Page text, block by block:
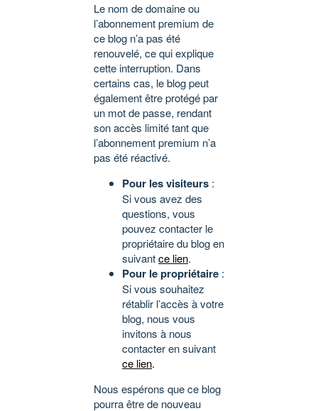
Le nom de domaine ou
l’abonnement premium de
ce blog n’a pas été
renouvelé, ce qui explique
cette interruption. Dans
certains cas, le blog peut
également être protégé par
un mot de passe, rendant
son accès limité tant que
l’abonnement premium n’a
pas été réactivé.
Pour les visiteurs :
Si vous avez des
questions, vous
pouvez contacter le
propriétaire du blog en
suivantce lien.
Pour le propriétaire :
Si vous souhaitez
rétablir l’accès à votre
blog, nous vous
invitons à nous
contacter en suivant
ce lien.
Nous espérons que ce blog
pourra être de nouveau